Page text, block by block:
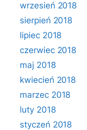
wrzesień 2018
sierpień 2018
lipiec 2018
czerwiec 2018
maj 2018
kwiecień 2018
marzec 2018
luty 2018
styczeń 2018